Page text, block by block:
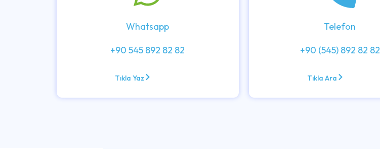
Whatsapp
+90 545 892 82 82
Tıkla Yaz
Telefon
+90 (545) 892 82 82
Tıkla Ara